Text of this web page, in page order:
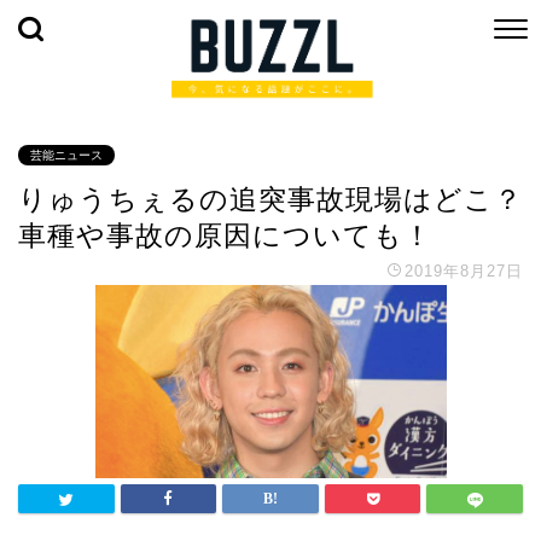
芸能ニュース
りゅうちぇるの追突事故現場はどこ？
車種や事故の原因についても！
2019年8月27日